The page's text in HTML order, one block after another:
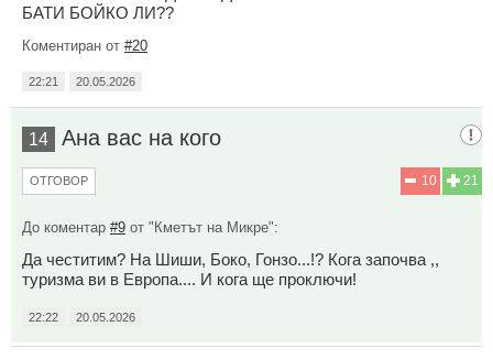
БАТИ БОЙКО ЛИ??
Коментиран от #20
22:21 20.05.2026
14 Ана вас на кого
21
10
ОТГОВОР
До коментар #9 от "Кметът на Микре":
Да честитим? На Шиши, Боко, Гонзо...!? Кога започва ,,
туризма ви в Европа.... И кога ще проключи!
22:22 20.05.2026